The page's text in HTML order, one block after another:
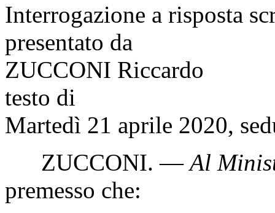
Interrogazione a risposta
presentato da
ZUCCONI Riccardo
testo di
Martedì 21 aprile 2020,
ZUCCONI. — Al
premesso che: